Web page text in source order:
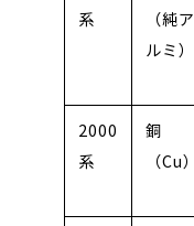
系
（純ア
ルミ）
2000
系
銅
（Cu）